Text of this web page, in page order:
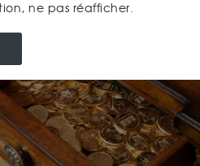
ne pas réafficher.